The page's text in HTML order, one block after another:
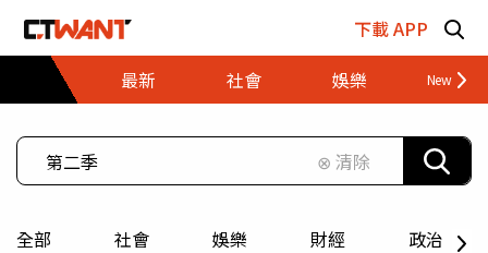
下載 APP
最新
社會 娛樂 財經
⊗ 清除
全部 社會 娛樂 財經 政治